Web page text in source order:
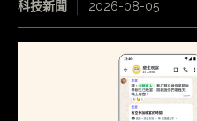
科技新聞 2026-08-05